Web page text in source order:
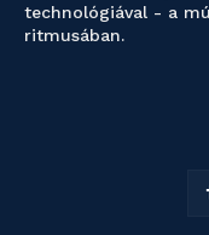
technológiával - a
ritmusában.